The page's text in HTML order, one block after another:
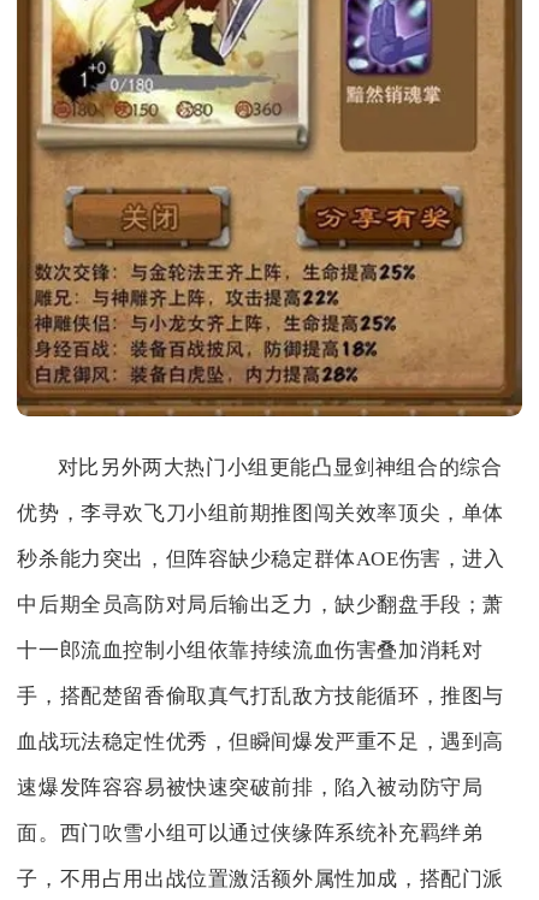
对比另外两大热门小组更能凸显剑神组合的综合
优势，李寻欢飞刀小组前期推图闯关效率顶尖，单体
秒杀能力突出，但阵容缺少稳定群体AOE伤害，进入
中后期全员高防对局后输出乏力，缺少翻盘手段；萧
十一郎流血控制小组依靠持续流血伤害叠加消耗对
手，搭配楚留香偷取真气打乱敌方技能循环，推图与
血战玩法稳定性优秀，但瞬间爆发严重不足，遇到高
速爆发阵容容易被快速突破前排，陷入被动防守局
面。西门吹雪小组可以通过侠缘阵系统补充羁绊弟
子，不用占用出战位置激活额外属性加成，搭配门派